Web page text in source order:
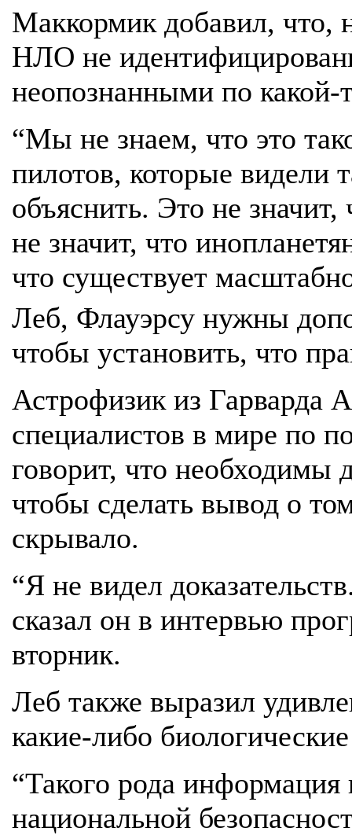
Маккормик добавил, что,
НЛО не
неопознанными по какой-
“Мы не знаем, что это
пилотов, которые видели
объяснить. Это не
не значит, что
что существует
Леб, Флауэрсу нужны
чтобы установить, что
Астрофизик из Гарварда
специалистов в мире по
говорит, что необходимы
чтобы сделать вывод о
скрывало.
“Я не видел
сказал он в интервью
вторник.
Леб также выразил
какие-либо
“Такого рода
национальной